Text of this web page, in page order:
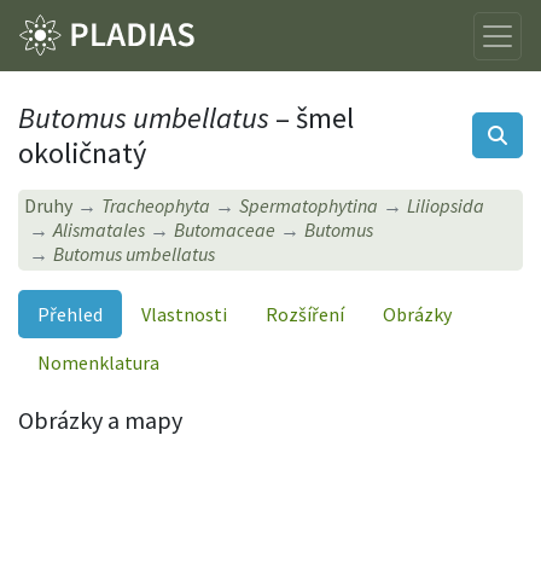
Butomus umbellatus – šmel
okoličnatý
Druhy Tracheophyta Spermatophytina
Liliopsida
Alismatales
Butomaceae
Butomus
Butomus umbellatus
Přehled Vlastnosti Rozšíření
Obrázky
Nomenklatura
Obrázky a mapy